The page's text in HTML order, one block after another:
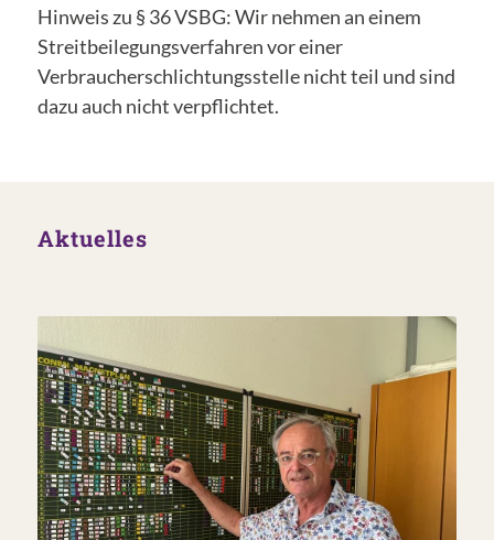
Hinweis zu § 36 VSBG: Wir nehmen an einem
Streitbeilegungsverfahren vor einer
Verbraucherschlichtungsstelle nicht teil und sind
dazu auch nicht verpflichtet.
Aktuelles